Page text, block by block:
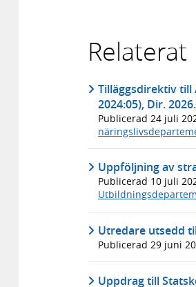
Relaterat
Tilläggsdirektiv
2024:05), Dir.
Publicerad 24 juli
Uppföljning av
Publicerad 10 juli
Utredare utsedd
Publicerad 29 juni
Uppdrag till